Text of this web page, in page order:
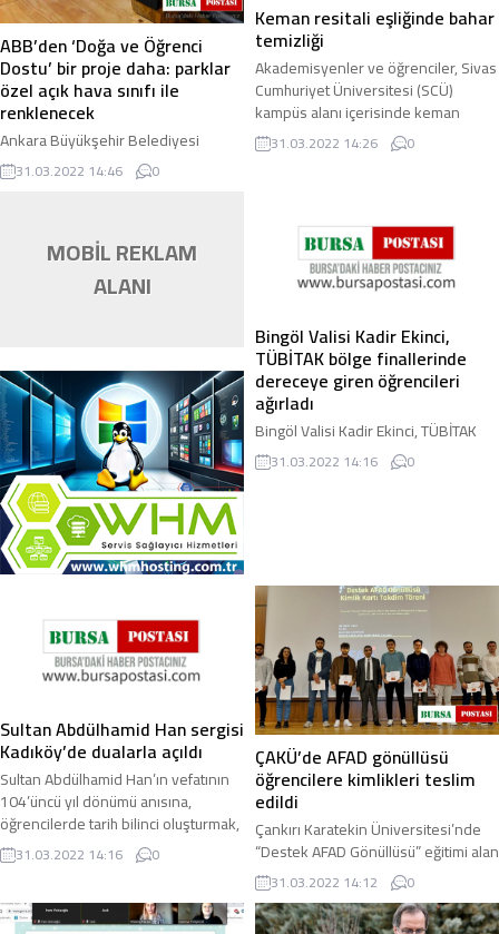
ABB’den ‘Doğa ve Öğrenci
Dostu’ bir proje daha: parklar
özel açık hava sınıfı ile
renklenecek
Ankara Büyükşehir Belediyesi
“öğrenci dostu” uygulamalarına bir
yenisini daha ekledi. Çevre Koruma
31.03.2022 14:46 0
Keman resitali eşliğinde bahar
temizliği
Akademisyenler ve öğrenciler, Sivas
Cumhuriyet Üniversitesi (SCÜ)
kampüs alanı içerisinde keman
resitali eşliğinde bahar temizliği
yaparak çöp ...
31.03.2022 14:26 0
MOBİL REKLAM
ALANI
Bingöl Valisi Kadir Ekinci,
TÜBİTAK bölge finallerinde
dereceye giren öğrencileri
ağırladı
Bingöl Valisi Kadir Ekinci, TÜBİTAK
2204-A Lise Öğrencileri Arası
Araştırma Projeleri yarışmasında
31.03.2022 14:16 0
Sultan Abdülhamid Han sergisi
Kadıköy’de dualarla açıldı
Sultan Abdülhamid Han’ın vefatının
104’üncü yıl dönümü anısına,
öğrencilerde tarih bilinci oluşturmak,
dün ve bugün arasında bağ
kurmalarını ...
31.03.2022 14:16 0
ÇAKÜ’de AFAD gönüllüsü
öğrencilere kimlikleri teslim
edildi
Çankırı Karatekin Üniversitesi’nde
“Destek AFAD Gönüllüsü” eğitimi alan
öğrencilere, kimlik kartları
düzenlenen törenle takdim edildi.
Çankırı ...
31.03.2022 14:12 0